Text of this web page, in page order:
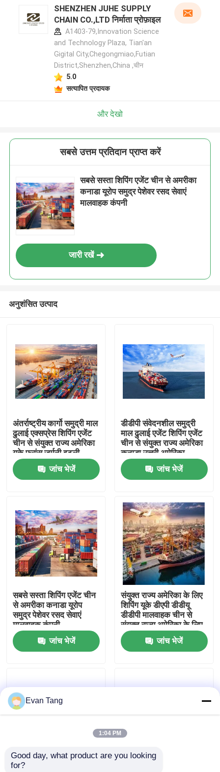
उत्पाद
वीडियो
कारखाने का दौरा
गुणवत्ता नियंत्रण
उद्धरण मांगें
अंतर्राष्ट्रीय माल अग्रेषण सेवाएँ
सीमा पार से आपूर्ति
SHENZHEN JUHE SUPPLY
CHAIN CO.,LTD निर्माता प्रोफ़ाइल
A1403-79,Innovation Science
and Technology Plaza, Tian'an
Gigital City,Chegongmiao,Futian
District,Shenzhen,China ,चीन
5.0
सत्यापित प्रदायक
और देखो
सबसे उत्तम प्रतिदान प्राप्त करें
सबसे सस्ता शिपिंग एजेंट चीन से अमरीका
कनाडा यूरोप समुद्र पेशेवर रसद सेवाएं
मालवाहक कंपनी
जारी रखें
अनुशंसित उत्पाद
अंतर्राष्ट्रीय कार्गो समुद्री माल
ढुलाई एक्सप्रेस शिपिंग एजेंट
चीन से संयुक्त राज्य अमेरिका
यूके फ्रांस जर्मनी इटली
कनाडा
जांच भेजें
डीडीपी संवेदनशील समुद्री
माल ढुलाई एजेंट शिपिंग एजेंट
चीन से संयुक्त राज्य अमेरिका
कनाडा उत्तरी अमेरिका
जांच भेजें
सबसे सस्ता शिपिंग एजेंट चीन
से अमरीका कनाडा यूरोप
समुद्र पेशेवर रसद सेवाएं
मालवाहक कंपनी
जांच भेजें
संयुक्त राज्य अमेरिका के लिए
शिपिंग यूके डीएपी डीडीयू
डीडीपी मालवाहक चीन से
संयुक्त राज्य अमेरिका के लिए
डोर टू डोर शिपिंग एजेंट
समुद्री वितरण शिपिंग एजेंट
जांच भेजें
तेजी से और सस्ते डीडीपी एयर
Evan Tang
1:04 PM
Good day, what product are you looking
for?